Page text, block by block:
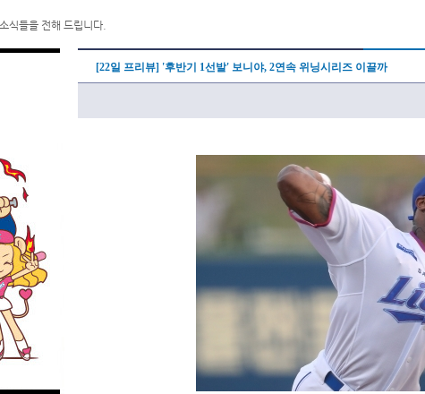
식들을 전해 드립니다.
[22일 프리뷰] '후반기 1선발' 보니야, 2연속 위닝시리즈 이끌까